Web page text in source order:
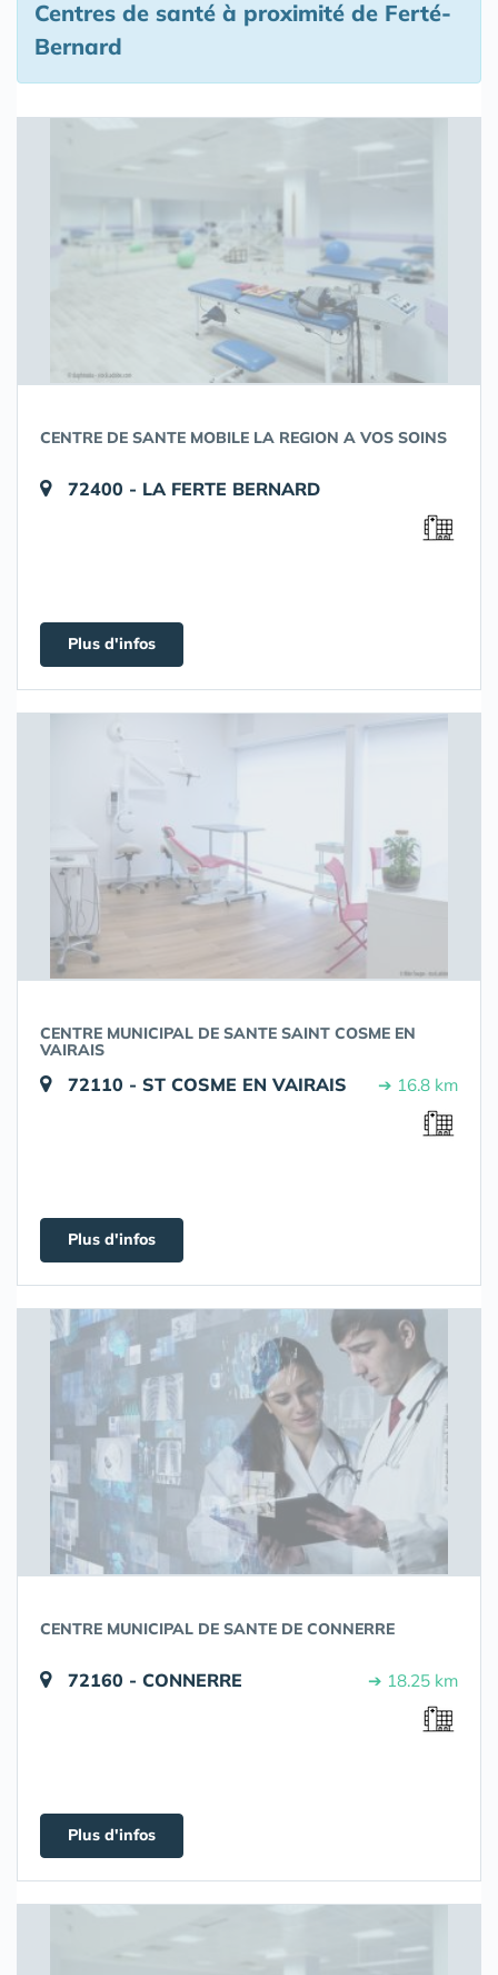
Centres de santé à proximité de Ferté-
Bernard
CENTRE DE SANTE MOBILE LA REGION A VOS SOINS
72400 - LA FERTE BERNARD
Plus d'infos
CENTRE MUNICIPAL DE SANTE SAINT COSME EN
VAIRAIS
72110 - ST COSME EN VAIRAIS ➔ 16.8 km
Plus d'infos
CENTRE MUNICIPAL DE SANTE DE CONNERRE
72160 - CONNERRE ➔ 18.25 km
Plus d'infos